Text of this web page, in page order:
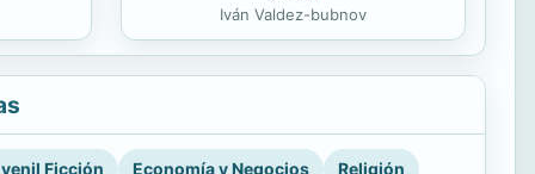
Iván Valdez-bubnov
Ficción Economía y Negocios Religión